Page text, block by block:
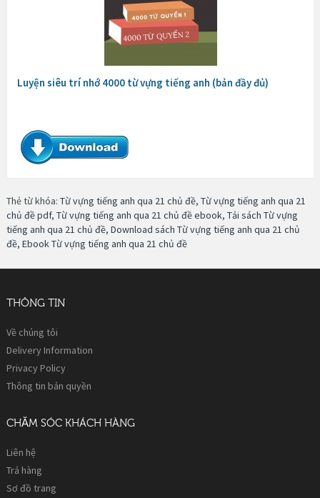
Luyện siêu trí nhớ 4000 từ vựng tiếng anh (bản đầy đủ)
Thẻ từ khóa: Từ vựng tiếng anh qua 21 chủ đề, Từ vựng tiếng anh qua 21
chủ đề pdf, Từ vựng tiếng anh qua 21 chủ đề ebook, Tải sách Từ vựng
tiếng anh qua 21 chủ đề, Download sách Từ vựng tiếng anh qua 21 chủ
đề, Ebook Từ vựng tiếng anh qua 21 chủ đề
THÔNG TIN
Về chúng tôi
Delivery Information
Privacy Policy
Thông tin bản quyền
CHĂM SÓC KHÁCH HÀNG
Liên hệ
Trả hàng
Sơ đồ trang